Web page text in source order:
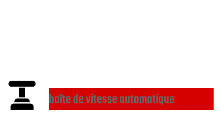
boîte de vitesse automatique